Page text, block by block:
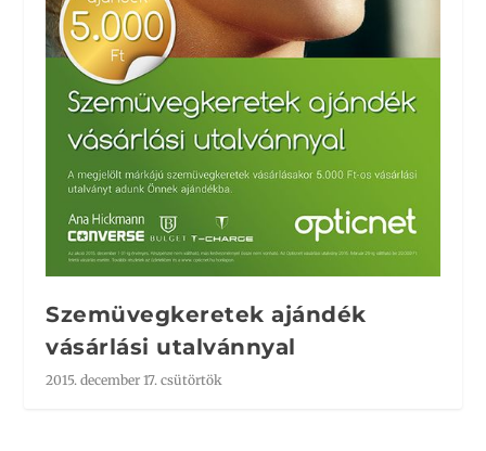
Szemüvegkeretek ajándék
vásárlási utalvánnyal
2015. december 17. csütörtök